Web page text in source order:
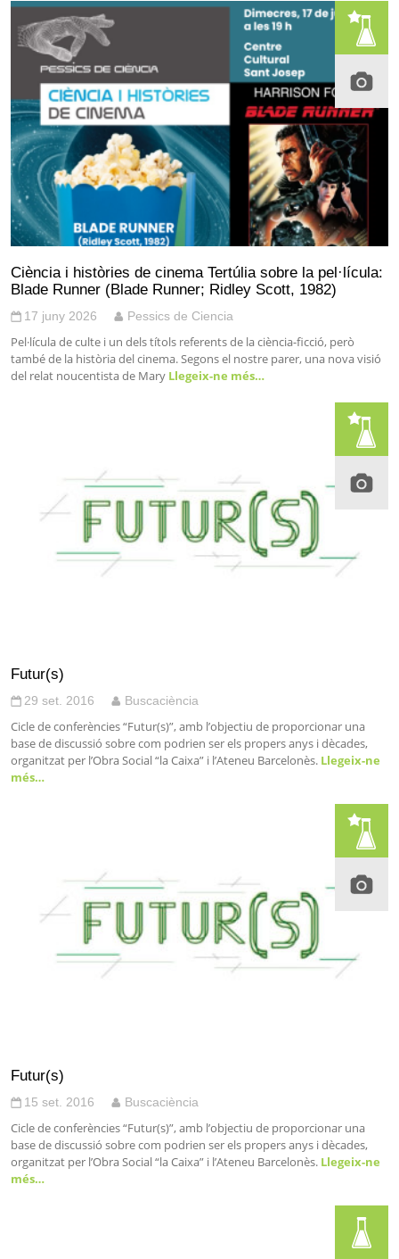
Ciència i històries de cinema Tertúlia sobre la pel·lícula:
Blade Runner (Blade Runner; Ridley Scott, 1982)
17 juny 2026 Pessics de Ciencia
Pel·lícula de culte i un dels títols referents de la ciència-ficció, però
també de la història del cinema. Segons el nostre parer, una nova visió
del relat noucentista de Mary Llegeix-ne més…
Futur(s)
29 set. 2016 Buscaciència
Cicle de conferències “Futur(s)”, amb l’objectiu de proporcionar una
base de discussió sobre com podrien ser els propers anys i dècades,
organitzat per l’Obra Social “la Caixa” i l’Ateneu Barcelonès. Llegeix-ne
més…
Futur(s)
15 set. 2016 Buscaciència
Cicle de conferències “Futur(s)”, amb l’objectiu de proporcionar una
base de discussió sobre com podrien ser els propers anys i dècades,
organitzat per l’Obra Social “la Caixa” i l’Ateneu Barcelonès. Llegeix-ne
més…